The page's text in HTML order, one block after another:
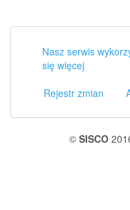
Nasz serwis
się więcej
Rejestr zmian
© SISCO